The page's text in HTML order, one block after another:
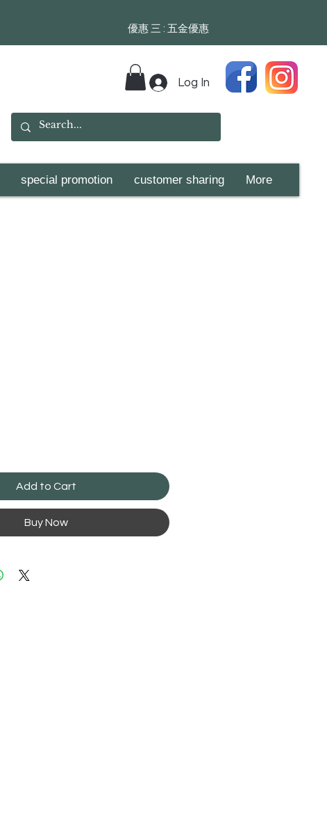
​​優惠 三 : 五金優惠
Log In
special promotion customer sharing More
Add to Cart
Buy Now